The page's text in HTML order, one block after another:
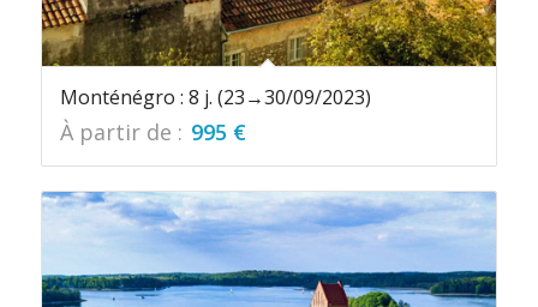
Monténégro : 8 j. (23→30/09/2023)
À partir de : 995 €